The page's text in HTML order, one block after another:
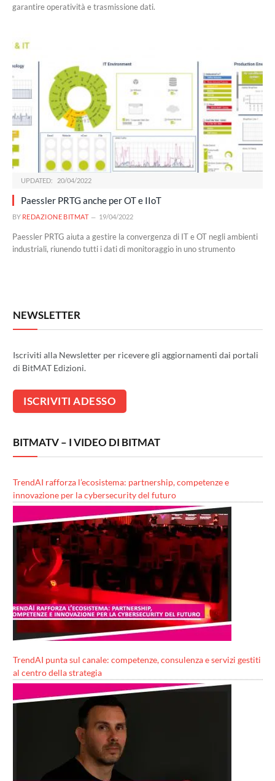
garantire operatività e trasmissione dati.
UPDATED: 20/04/2022
Paessler PRTG anche per OT e IIoT
BY REDAZIONE BITMAT 19/04/2022
Paessler PRTG aiuta a gestire la convergenza di IT e OT negli ambienti
industriali, riunendo tutti i dati di monitoraggio in uno strumento
NEWSLETTER
Iscriviti alla Newsletter per ricevere gli aggiornamenti dai portali
di BitMAT Edizioni.
BITMATV – I VIDEO DI BITMAT
TrendAI rafforza l’ecosistema: partnership, competenze e
innovazione per la cybersecurity del futuro
TrendAI punta sul canale: competenze, consulenza e servizi gestiti
al centro della strategia